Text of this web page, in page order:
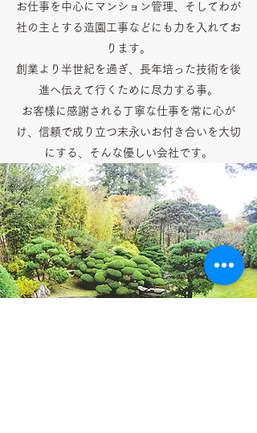
お仕事を中心にマンション管理、そしてわが
社の主とする造園工事などにも力を入れてお
ります。
創業より半世紀を過ぎ、長年培った技術を後
進へ伝えて行くために尽力する事。
お客様に感謝される丁寧な仕事を常に心が
け、信頼で成り立つ末永いお付き合いを大切
にする、そんな優しい会社です。